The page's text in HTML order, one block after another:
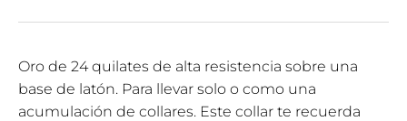
Oro de 24 quilates de alta resistencia sobre una
base de latón. Para llevar solo o como una
acumulación de collares. Este collar te recuerda